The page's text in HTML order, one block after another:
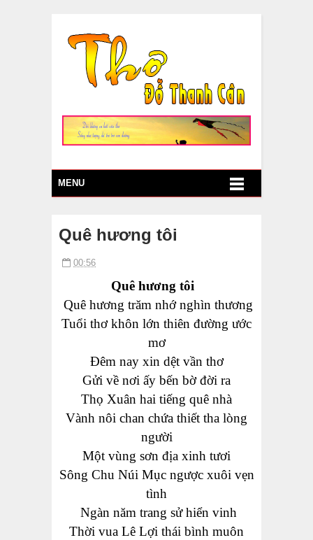
MENU
Quê hương tôi
00:56
Quê hương tôi
Quê hương trăm nhớ nghìn thương
Tuổi thơ khôn lớn thiên đường ước
mơ
Đêm nay xin dệt vần thơ
Gửi về nơi ấy bến bờđời ra
Thọ Xuân hai tiếng quê nhà
Vành nôi chan chứa thiết tha lòng
người
Một vùng sơn địa xinh tươi
Sông Chu Núi Mục ngược xuôi vẹn
tình
Ngàn năm trang sử hiển vinh
Thời vua Lê Lợi thái bình muôn